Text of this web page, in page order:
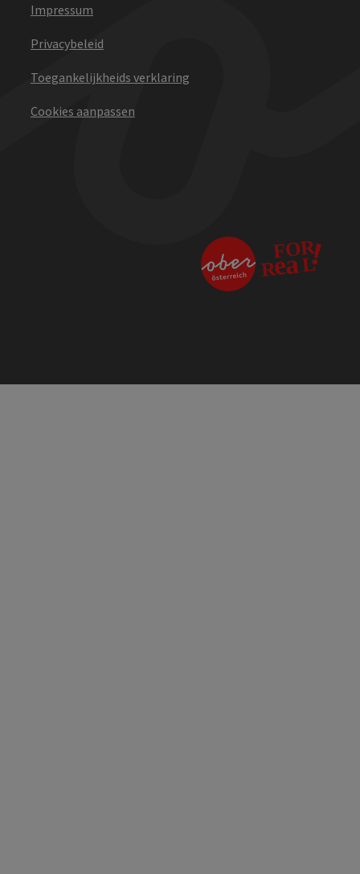
Impressum
Privacybeleid
Toegankelijkheids verklaring
Cookies aanpassen